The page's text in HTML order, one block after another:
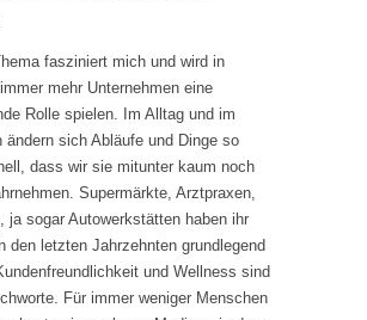
fasziniert mich und wird in
mehr Unternehmen eine
Rolle spielen. Im Alltag und im
ändern sich Abläufe und Dinge so
dass wir sie mitunter kaum noch
Supermärkte, Arztpraxen,
ja sogar Autowerkstätten haben ihr
den letzten Jahrzehnten grundlegend
und Wellness sind
Für immer weniger Menschen